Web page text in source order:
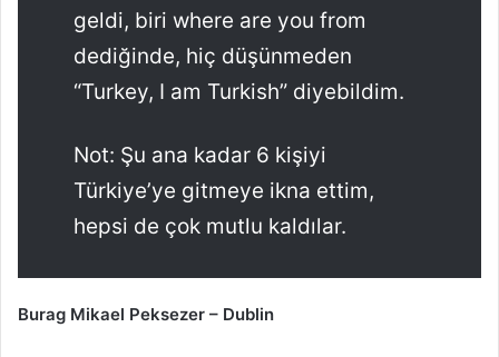
geldi, biri where are you from
dediğinde, hiç düşünmeden
“Turkey, I am Turkish” diyebildim.
Not: Şu ana kadar 6 kişiyi
Türkiye’ye gitmeye ikna ettim,
hepsi de çok mutlu kaldılar.
Burag Mikael Peksezer – Dublin